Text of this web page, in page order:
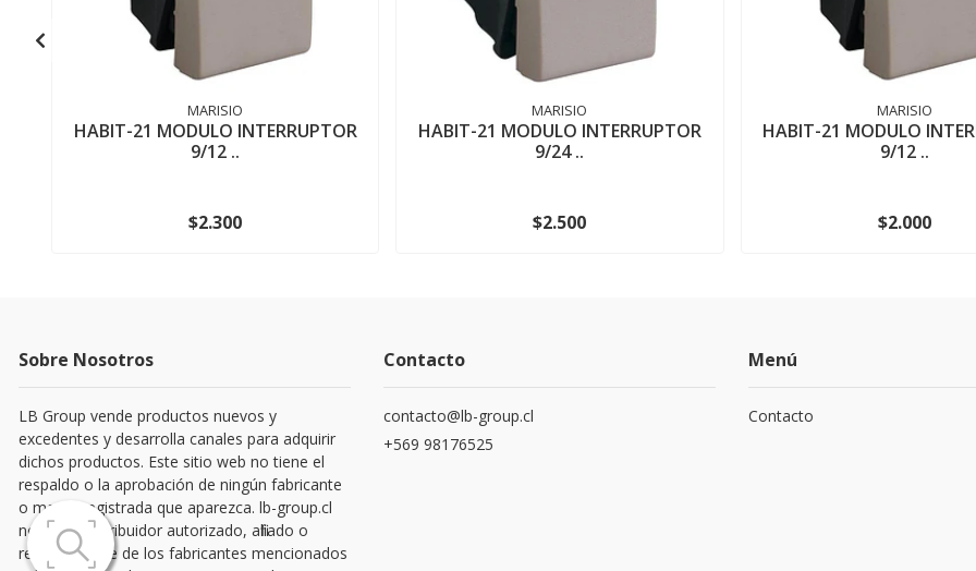
MARISIO
HABIT-21 MODULO INTERRUPTOR
9/12 ..
$2.300
MARISIO
HABIT-21 MODULO INTERRUPTOR
9/24 ..
$2.500
MARISIO
HABIT-21 MODULO
9/12 ..
$2.000
Sobre Nosotros
LB Group vende productos nuevos y
excedentes y desarrolla canales para adquirir
dichos productos. Este sitio web no tiene el
respaldo o la aprobación de ningún fabricante
o marca registrada que aparezca. lb-group.cl
no es un distribuidor autorizado, afiliado o
representante de los fabricantes mencionados
Contacto
contacto@lb-group.cl
+569 98176525
Menú
Contacto